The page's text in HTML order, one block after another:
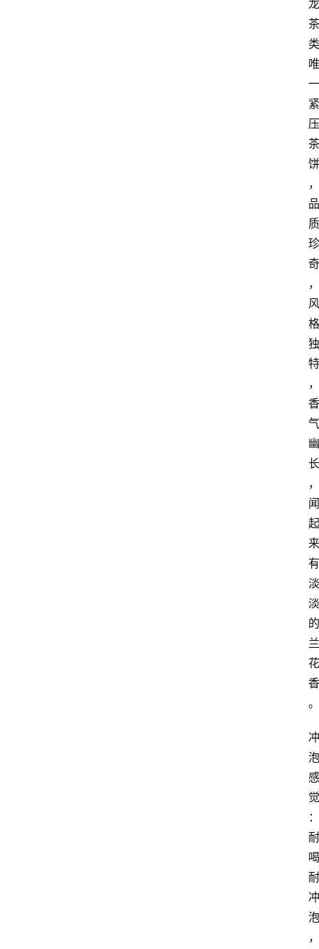
龙
茶
类
唯
一
紧
压
茶
饼
，
品
质
珍
奇
，
风
格
独
特
，
香
气
幽
长
，
闻
起
来
有
淡
淡
的
兰
花
香
。
冲
泡
感
觉
：
耐
喝
耐
冲
泡
，